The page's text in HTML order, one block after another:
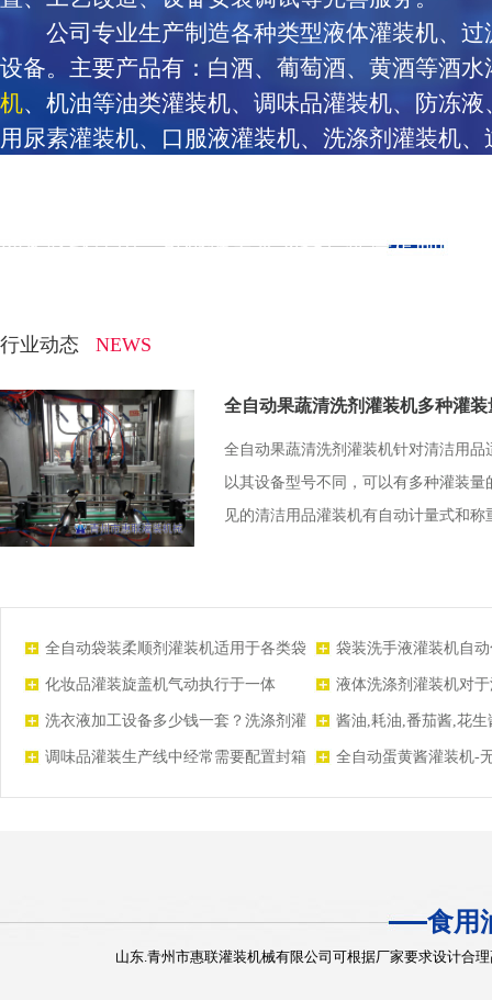
公司专业生产制造各种类型液体灌装机、过
设备。主要产品有：白酒、葡萄酒、黄酒等酒水
机、机油等油类灌装机、调味品灌装机、防冻
用尿素灌装机、口服液灌装机、洗涤剂灌装机
动化联线使用，可根据需求为客户提供定制版服
行业动态 NEWS
全自动果蔬清洗剂灌装机多种灌
剂企业提高产能
全自动果蔬清洗剂灌装机针对清洁用品
以其设备型号不同，可以有多种灌装量
见的清洁用品灌装机有自动计量式和称
全自动袋装柔顺剂灌装机适用于各类袋
装日化用品灌装
袋装洗手液灌装机自
简便，运行稳定节省企业
化妆品灌装旋盖机气动执行于一体 液体洗涤剂灌装机对
体，无粘性液体均适用
洗衣液加工设备多少钱一套？洗涤剂灌
装机必不可少
酱油,耗油,番茄酱,花
盖、旋盖生产线介绍 各
调味品灌装生产线中经常需要配置封箱 全自动蛋黄酱灌装机-
食用
山东.青州市惠联灌装机械有限公司可根据厂家要求设计合